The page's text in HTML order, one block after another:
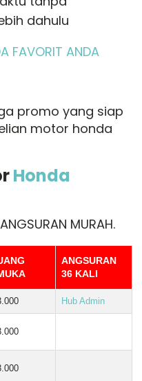
dahulu
FAVORIT ANDA
promo yang siap
motor honda
Honda
MURAH.
ANGSURAN
36 KALI
Hub Admin